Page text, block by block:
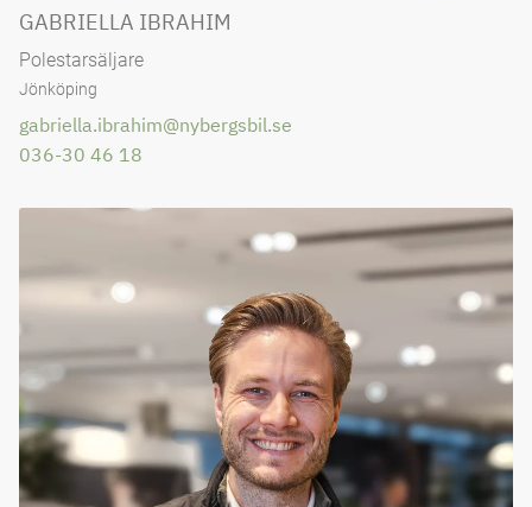
GABRIELLA IBRAHIM
Polestarsäljare
Jönköping
gabriella.ibrahim@nybergsbil.se
036-30 46 18